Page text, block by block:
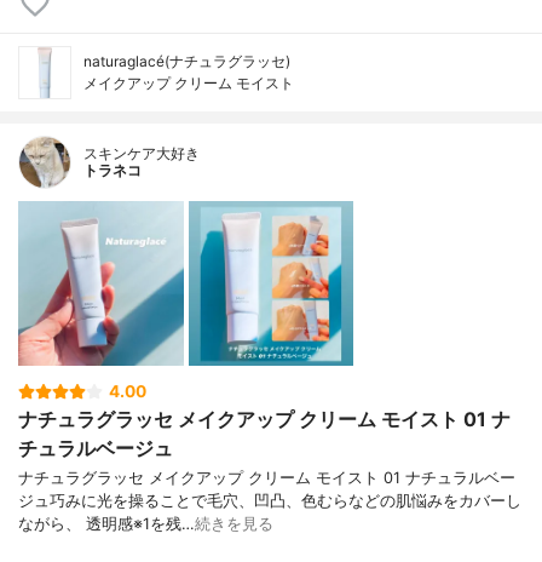
naturaglacé(ナチュラグラッセ)
メイクアップ クリーム モイスト
スキンケア大好き
トラネコ
4.00
ナチュラグラッセ メイクアップ クリーム モイスト 01 ナ
チュラルベージュ
ナチュラグラッセ メイクアップ クリーム モイスト 01 ナチュラルベー
ジュ巧みに光を操ることで毛穴、凹凸、色むらなどの肌悩みをカバーし
ながら、 透明感※1を残…続きを見る